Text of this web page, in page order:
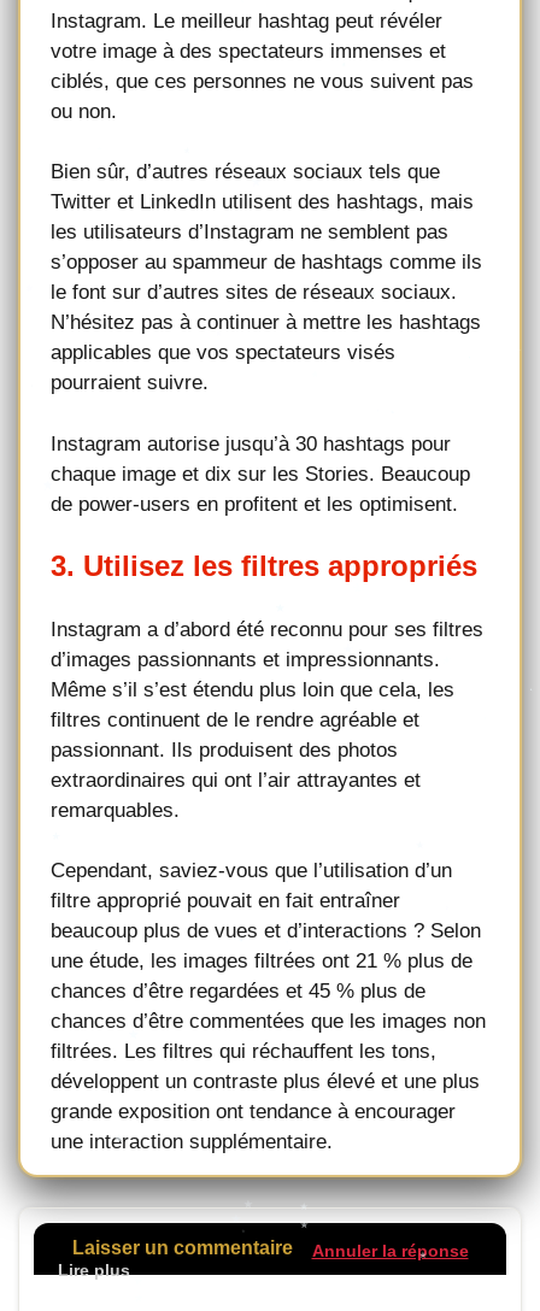
Instagram. Le meilleur hashtag peut révéler
votre image à des spectateurs immenses et
ciblés, que ces personnes ne vous suivent pas
ou non.
Bien sûr, d’autres réseaux sociaux tels que
Twitter et LinkedIn utilisent des hashtags, mais
les utilisateurs d’Instagram ne semblent pas
s’opposer au spammeur de hashtags comme ils
le font sur d’autres sites de réseaux sociaux.
N’hésitez pas à continuer à mettre les hashtags
applicables que vos spectateurs visés
pourraient suivre.
Instagram autorise jusqu’à 30 hashtags pour
chaque image et dix sur les Stories. Beaucoup
de power-users en profitent et les optimisent.
3. Utilisez les filtres appropriés
Instagram a d’abord été reconnu pour ses filtres
d’images passionnants et impressionnants.
Même s’il s’est étendu plus loin que cela, les
filtres continuent de le rendre agréable et
passionnant. Ils produisent des photos
extraordinaires qui ont l’air attrayantes et
remarquables.
Cependant, saviez-vous que l’utilisation d’un
filtre approprié pouvait en fait entraîner
beaucoup plus de vues et d’interactions ? Selon
une étude, les images filtrées ont 21 % plus de
chances d’être regardées et 45 % plus de
chances d’être commentées que les images non
filtrées. Les filtres qui réchauffent les tons,
développent un contraste plus élevé et une plus
grande exposition ont tendance à encourager
une interaction supplémentaire.
Laisser un commentaire Annuler la réponse